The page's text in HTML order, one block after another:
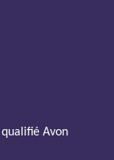
Avon